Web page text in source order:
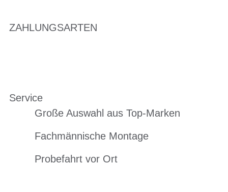
ZAHLUNGSARTEN
Service
Große Auswahl aus Top-Marken
Fachmännische Montage
Probefahrt vor Ort